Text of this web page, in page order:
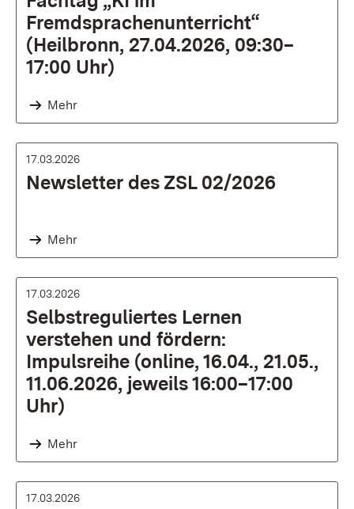
Fremdsprachenunterricht“
(Heilbronn, 27.04.2026, 09:30–
17:00 Uhr)
Mehr
17.03.2026
Newsletter des ZSL 02/2026
Mehr
17.03.2026
Selbstreguliertes Lernen
verstehen und fördern:
Impulsreihe (online, 16.04., 21.05.,
11.06.2026, jeweils 16:00–17:00
Uhr)
Mehr
17.03.2026